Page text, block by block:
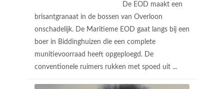
De EOD maakt een
brisantgranaat in de bossen van Overloon
onschadelijk. De Maritieme EOD gaat langs bij een
boer in Biddinghuizen die een complete
munitievoorraad heeft opgeploegd. De
conventionele ruimers rukken met spoed uit ...